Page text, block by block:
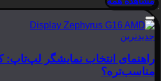
جدیدترین
راهنمای انتخاب نمایشگر لپ‌تاپ:
مناسب‌تره؟